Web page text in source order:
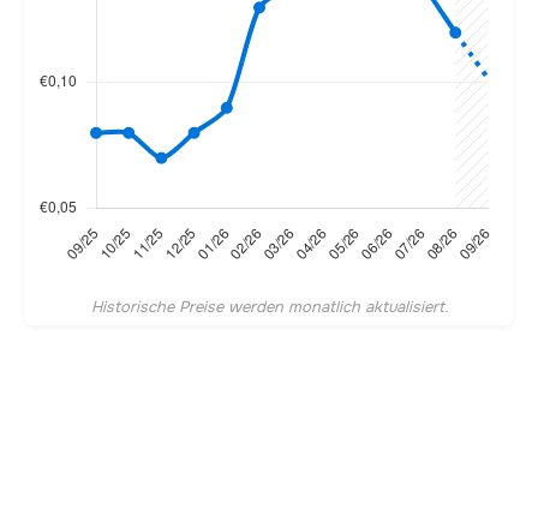
Historische Preise werden monatlich aktualisiert.